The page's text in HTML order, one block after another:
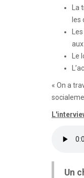
les
« On a
Un